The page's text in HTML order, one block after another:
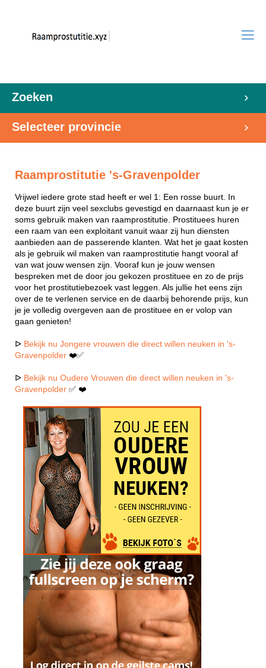
Zoeken
Selecteer provincie
Raamprostitutie 's-Gravenpolder
Vrijwel iedere grote stad heeft er wel 1: Een rosse buurt. In
deze buurt zijn veel sexclubs gevestigd en daarnaast kun je er
soms gebruik maken van raamprostitutie. Prostituees huren
een raam van een exploitant vanuit waar zij hun diensten
aanbieden aan de passerende klanten. Wat het je gaat kosten
als je gebruik wil maken van raamprostitutie hangt vooral af
van wat jouw wensen zijn. Vooraf kun je jouw wensen
bespreken met de door jou gekozen prostituee en zo de prijs
voor het prostitutiebezoek vast leggen. Als jullie het eens zijn
over de te verlenen service en de daarbij behorende prijs, kun
je je volledig overgeven aan de prostituee en er volop van
gaan genieten!
ᐅ Bekijk nu Jongere vrouwen die direct willen neuken in 's-
Gravenpolder ❤️✅
ᐅ Bekijk nu Oudere Vrouwen die direct willen neuken in 's-
Gravenpolder ✅ ❤️